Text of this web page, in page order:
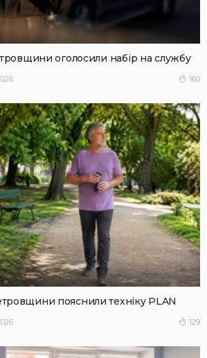
оголосили набір на службу
160
пояснили техніку PLAN
129